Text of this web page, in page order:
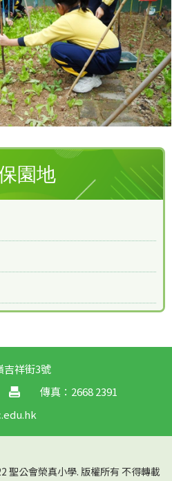
園地
吉祥街3號
傳真：2668 2391
公會榮真小學. 版權所有 不得轉載